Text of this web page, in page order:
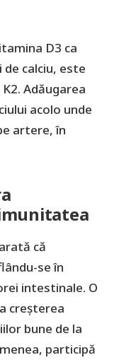
D3 ca
calciu, este
Adăugarea
acolo unde
artere, în
că
se în
intestinale. O
creșterea
bune de la
participă